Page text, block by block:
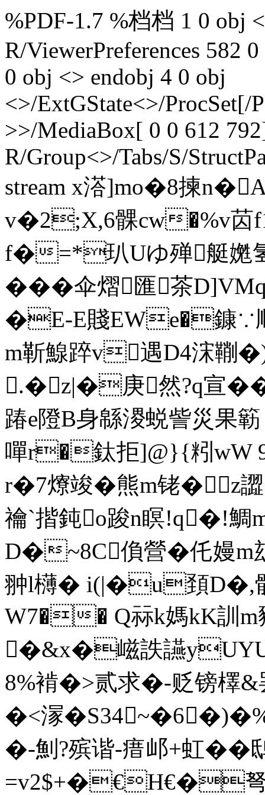
%PDF-1.7 %档档 1 0 obj
R/ViewerPreferences 582
0 obj <> endobj 4 0 obj
<>/ExtGState<>/ProcSet[/
>>/MediaBox[ 0 0 612
R/Group<>/Tabs/S/
stream x溚]mo�8揀
v�2;X,6髁cw�%v
f�=*玐Uゆ殚艇嬎氢
���伞熠匯茶
�E-E賤EWe�鏮∵
m靳鰁踤v遇D4浨鞩
.�z|�庚然?q宣��
踳e隥B身緜溭蜕訾災果簕
嘽r�鈦拒]@}{粌
r�7爎竣�熊m铑�z譅
禴`揩鈍o踆n瞑!q�!鯛
D�~8C偩營�仛嫚
翀l欂� i(|�u頚D�,
W7�� Q祘k媽kK訓m
�&x�嵫詄讌yUYU}
8%褃�>贰求�-贬镑檡
�<溕�S34~�6
�-魝?殡谐-瘄邖+虹��
=v2$+�€H€�弩